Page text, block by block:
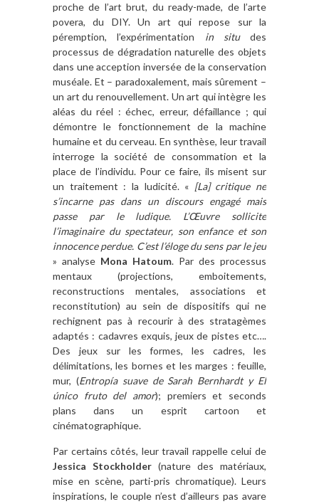
proche de l’art brut, du ready-made, de l’arte
povera, du DIY. Un art qui repose sur la
péremption, l’expérimentation in situdes
processus de dégradation naturelle des objets
dans une acception inversée de la conservation
muséale. Et – paradoxalement, mais sûrement –
un art du renouvellement. Un art qui intègre les
aléas du réel : échec, erreur, défaillance ; qui
démontre le fonctionnement de la machine
humaine et du cerveau. En synthèse, leur travail
interroge la société de consommation et la
place de l’individu. Pour ce faire, ils misent sur
un traitement : la ludicité. « [La] critique ne
s’incarne pas dans un discours engagé mais
passe par le ludique. L’Œuvre sollicite
l’imaginaire du spectateur, son enfance et son
innocence perdue. C’est l’éloge du sens par le jeu
» analyse Mona Hatoum. Par des processus
mentaux (projections, emboitements,
reconstructions mentales, associations et
reconstitution) au sein de dispositifs qui ne
rechignent pas à recourir à des stratagèmes
adaptés : cadavres exquis, jeux de pistes etc….
Des jeux sur les formes, les cadres, les
délimitations, les bornes et les marges : feuille,
mur, (Entropía suave de Sarah Bernhardt y El
único fruto del amor); premiers et seconds
plans dans un esprit cartoon et
cinématographique.
Par certains côtés, leur travail rappelle celui de
Jessica Stockholder (nature des matériaux,
mise en scène, parti-pris chromatique). Leurs
inspirations, le couple n’est d’ailleurs pas avare